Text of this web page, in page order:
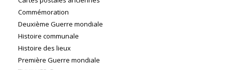
Commémoration
Deuxième Guerre mondiale
Histoire communale
Histoire des lieux
Première Guerre mondiale